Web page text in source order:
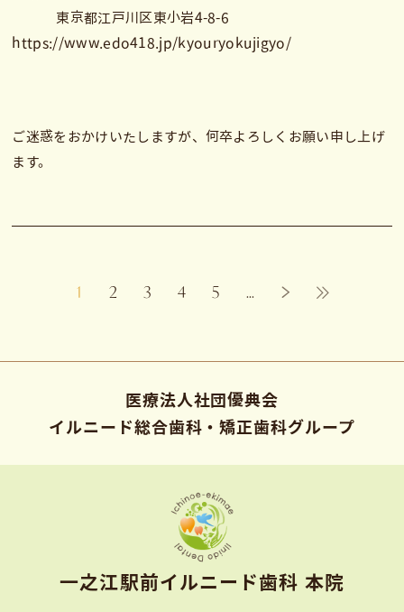
東京都江戸川区東小岩4-8-6
https://www.edo418.jp/kyouryokujigyo/
ご迷惑をおかけいたしますが、何卒よろしくお願い申し上げ
ます。
1 2 3 4 5 ...
医療法人社団優典会
イルニード総合歯科・矯正歯科グループ
⼀之江駅前イルニード⻭科 本院